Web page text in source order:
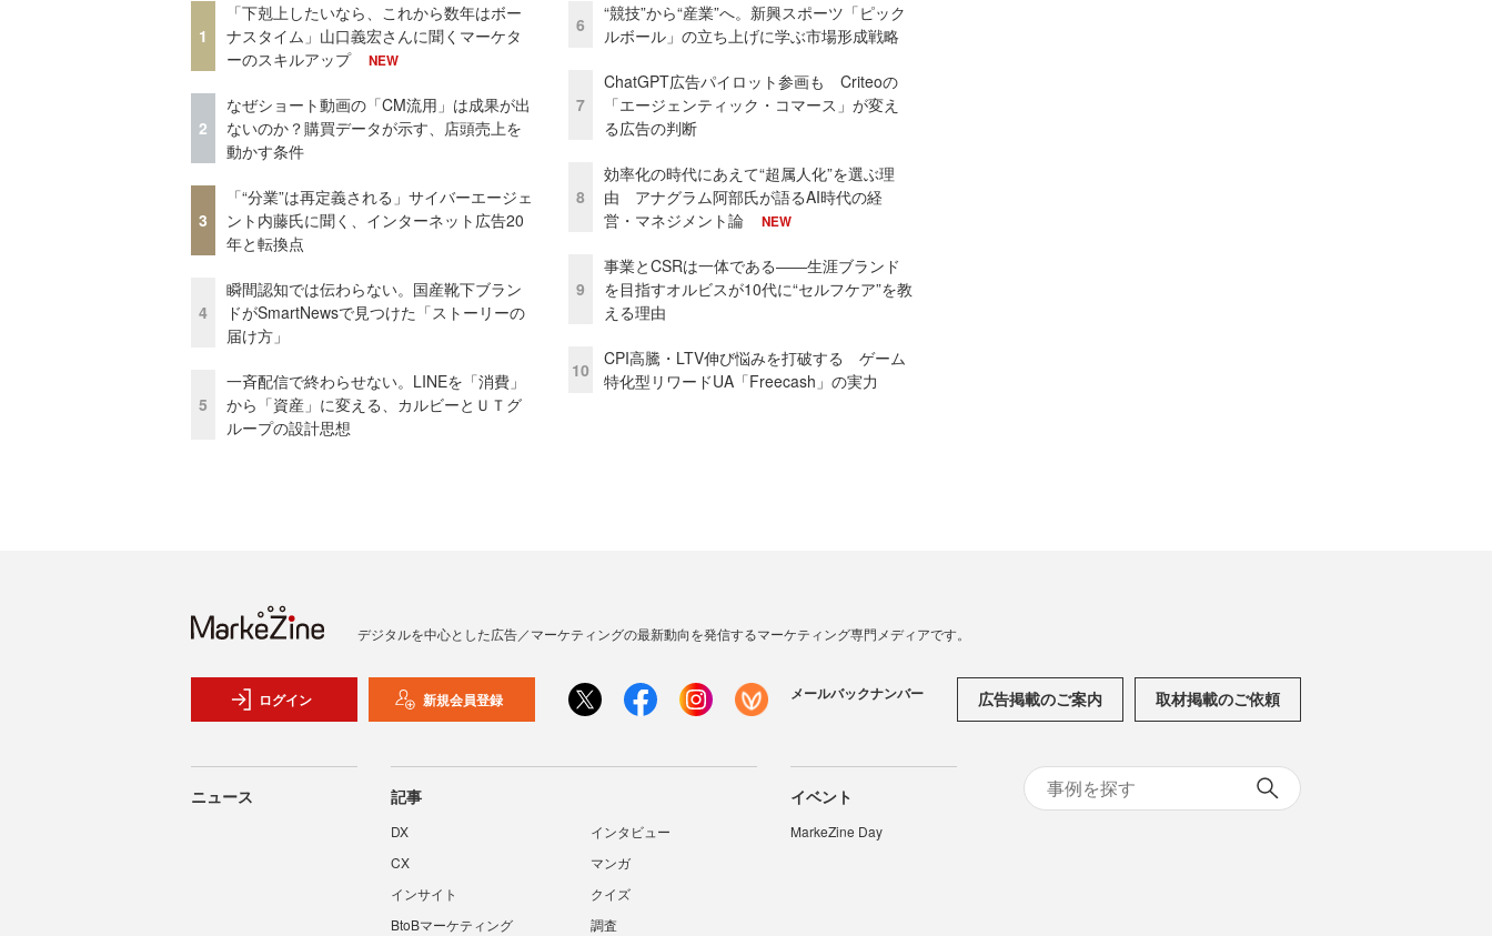
1
「下剋上したいなら、これから数年はボー
ナスタイム」山口義宏さんに聞くマーケタ
ーのスキルアップ
NEW
2
なぜショート動画の「CM流用」は成果が出
ないのか？購買データが示す、店頭売上を
動かす条件
3
「“分業”は再定義される」サイバーエージェ
ント内藤氏に聞く、インターネット広告20
年と転換点
4
瞬間認知では伝わらない。国産靴下ブラン
ドがSmartNewsで見つけた「ストーリーの
届け方」
5
一斉配信で終わらせない。LINEを「消費」
から「資産」に変える、カルビーとＵＴグ
ループの設計思想
6
“競技”から“産業”へ。新興スポーツ「ピック
ルボール」の立ち上げに学ぶ市場形成戦略
7
ChatGPT広告パイロット参画も Criteoの
「エージェンティック・コマース」が変え
る広告の判断
8
効率化の時代にあえて“超属人化”を選ぶ理
由 アナグラム阿部氏が語るAI時代の経
営・マネジメント論
NEW
9
事業とCSRは一体である――生涯ブランド
を目指すオルビスが10代に“セルフケア”を教
える理由
10
CPI高騰・LTV伸び悩みを打破する ゲーム
特化型リワードUA「Freecash」の実力
デジタルを中心とした広告／マーケティングの最新動向を発信するマーケティング専門メディアです。
ログイン 新規会員登録 メールバックナンバー 広告掲載のご案内 取材掲載のご依頼
ニュース 記事
DX
インタビュー
CX
マンガ
インサイト
クイズ
BtoBマーケティング
調査
イベント
MarkeZine Day